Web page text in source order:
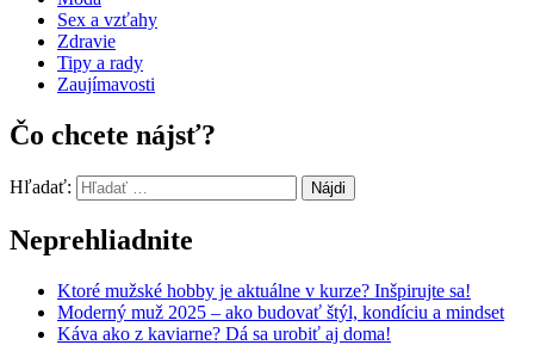
Sex a vzťahy
Zdravie
Tipy a rady
Zaujímavosti
Čo chcete nájsť?
Hľadať:
Neprehliadnite
Ktoré mužské hobby je aktuálne v kurze? Inšpirujte sa!
Moderný muž 2025 – ako budovať štýl, kondíciu a mindset
Káva ako z kaviarne? Dá sa urobiť aj doma!